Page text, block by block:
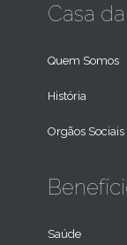
Casa
Quem Somos
História
Orgãos Sociais
Saúde